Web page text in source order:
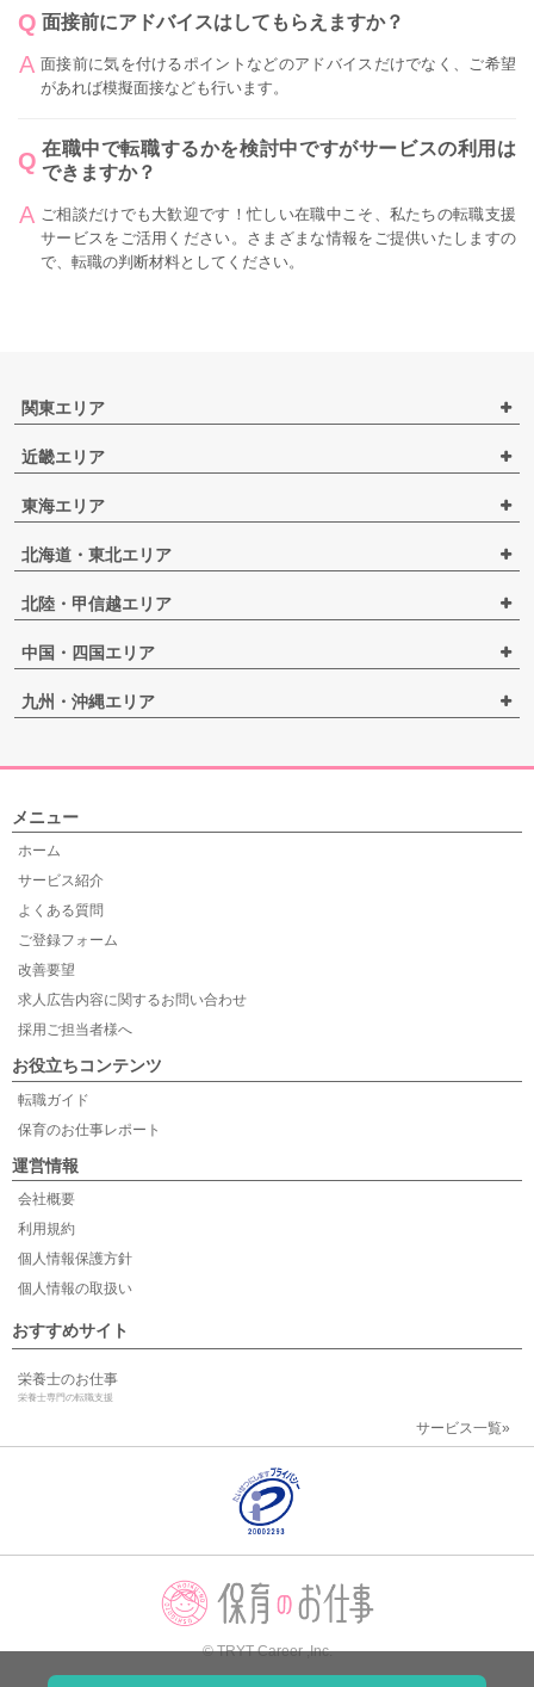
面接前にアドバイスはしてもらえますか？
面接前に気を付けるポイントなどのアドバイスだけでなく、ご希望
があれば模擬面接なども行います。
在職中で転職するかを検討中ですがサービスの利用は
できますか？
ご相談だけでも大歓迎です！忙しい在職中こそ、私たちの転職支援
サービスをご活用ください。さまざまな情報をご提供いたしますの
で、転職の判断材料としてください。
関東エリア
近畿エリア
東海エリア
北海道・東北エリア
北陸・甲信越エリア
中国・四国エリア
九州・沖縄エリア
メニュー
ホーム
サービス紹介
よくある質問
ご登録フォーム
改善要望
求人広告内容に関するお問い合わせ
採用ご担当者様へ
お役立ちコンテンツ
転職ガイド
保育のお仕事レポート
運営情報
会社概要
利用規約
個人情報保護方針
個人情報の取扱い
おすすめサイト
栄養士のお仕事
栄養士専門の転職支援
サービス一覧»
© TRYT Career ,Inc.